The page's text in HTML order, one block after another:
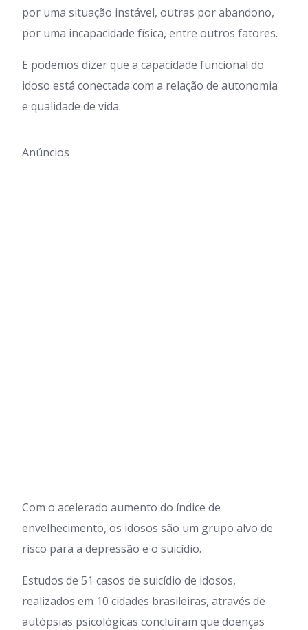
por uma situação instável, outras por abandono,
por uma incapacidade física, entre outros fatores.
E podemos dizer que a capacidade funcional do
idoso está conectada com a relação de autonomia
e qualidade de vida.
Anúncios
Com o acelerado aumento do índice de
envelhecimento, os idosos são um grupo alvo de
risco para a depressão e o suicídio.
Estudos de 51 casos de suicídio de idosos,
realizados em 10 cidades brasileiras, através de
autópsias psicológicas concluíram que doenças